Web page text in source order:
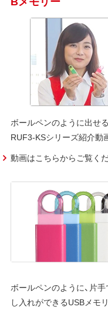
ボールペンのように出せ
RUF3-KSシリーズ紹介動
動画はこちらからご覧く
ボールペンのように、片
し入れができるUSBメモ